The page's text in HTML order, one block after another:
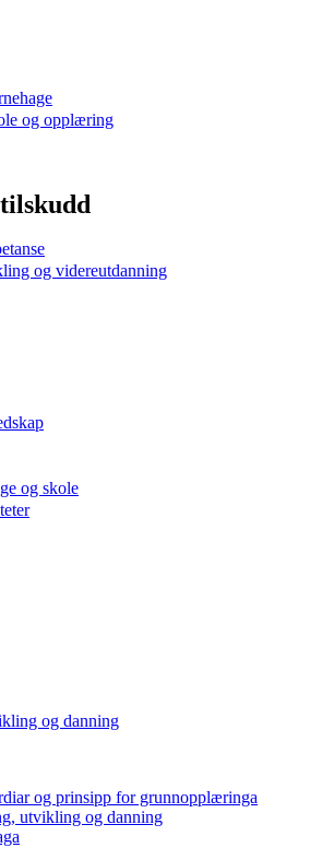
og opplæring
og videreutdanning
og skole
og danning
og prinsipp for grunnopplæringa
utvikling og danning